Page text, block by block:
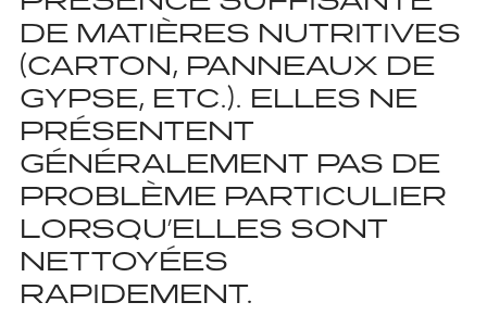
DE MATIÈRES NUTRITIVES
(CARTON, PANNEAUX DE
GYPSE, ETC.). ELLES NE
PRÉSENTENT
GÉNÉRALEMENT PAS DE
PROBLÈME PARTICULIER
LORSQU’ELLES SONT
NETTOYÉES
RAPIDEMENT.